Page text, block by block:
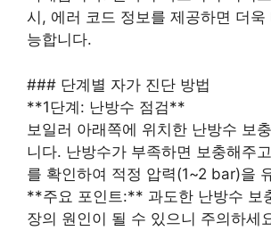
시, 에러 코드 정보를 제공하면 더욱
능합니다.
### 단계별 자가 진단 방법
**1단계: 난방수 점검**
보일러 아래쪽에 위치한 난방수 보
니다. 난방수가 부족하면 보충해주
를 확인하여 적정 압력(1~2 bar)을
**주요 포인트:** 과도한 난방수 보
장의 원인이 될 수 있으니 주의하세